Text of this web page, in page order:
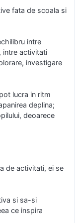
fata de scoala si
intre
intre activitati
investigare
lucra in ritm
deplina;
deoarece
de activitati, ei se
si sa-si
ce inspira